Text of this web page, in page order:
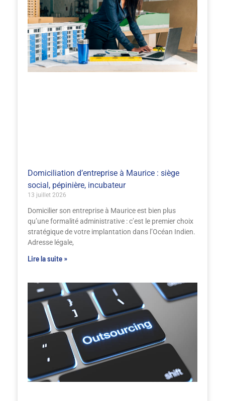
Domiciliation d’entreprise à Maurice : siège
social, pépinière, incubateur
13 juillet 2026
Domicilier son entreprise à Maurice est bien plus
qu’une formalité administrative : c’est le premier choix
stratégique de votre implantation dans l’Océan Indien.
Adresse légale,
Lire la suite »